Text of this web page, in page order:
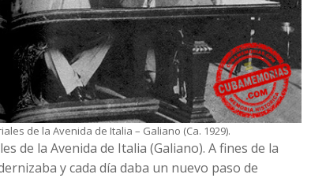
de la Avenida de Italia – Galiano (Ca. 1929).
de la Avenida de Italia (Galiano). A fines de la
y cada día daba un nuevo paso de